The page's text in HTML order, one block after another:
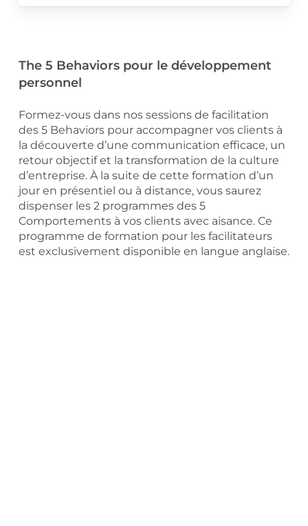
The 5 Behaviors pour le développement
personnel
Formez-vous dans nos sessions de facilitation
des 5 Behaviors pour accompagner vos clients à
la découverte d’une communication efficace, un
retour objectif et la transformation de la culture
d’entreprise. À la suite de cette formation d’un
jour en présentiel ou à distance, vous saurez
dispenser les 2 programmes des 5
Comportements à vos clients avec aisance. Ce
programme de formation pour les facilitateurs
est exclusivement disponible en langue anglaise.